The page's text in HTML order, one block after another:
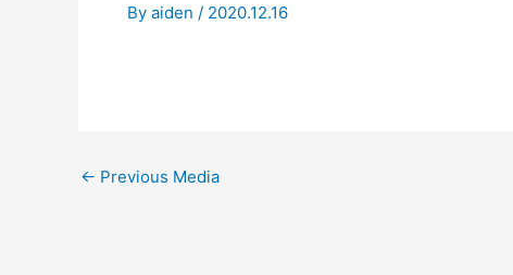
By aiden / 2020.12.16
← Previous Media